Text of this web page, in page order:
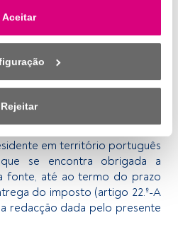
que aparece na parte
no ícone flutuante que se
do nosso âmbito de
geográfica precisa. Analisar
do dispositivo para sua
informações num dispositivo
e conteúdo
Aceitar
Rejeitar
não é aplicável caso os
claramente mais favorável
por portaria do membro
pela área das finanças (artigo
EBF na redacção dada pelo
em território português
se encontra obrigada a
fonte, até ao termo do prazo
do imposto (artigo 22.º-A
redacção dada pelo presente